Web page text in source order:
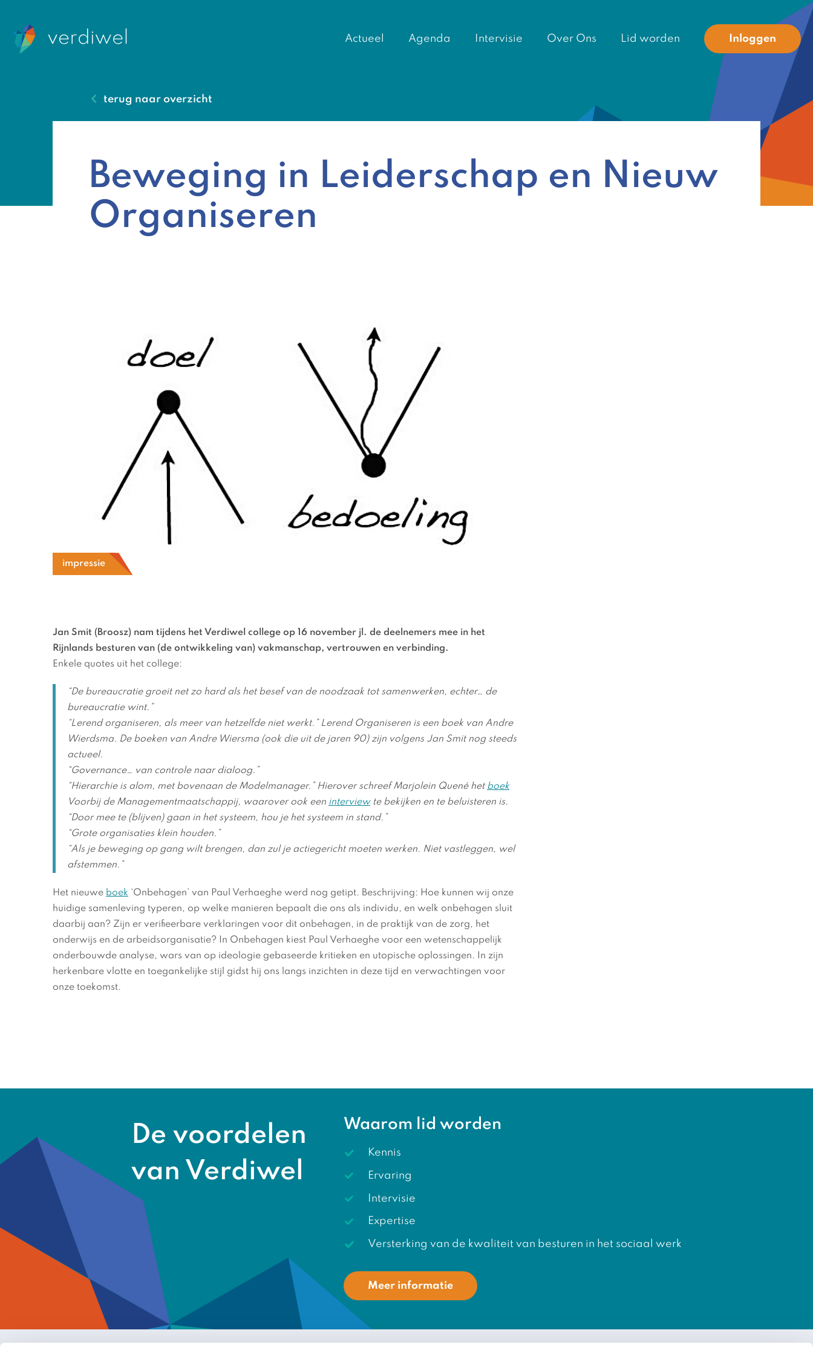
Actueel Agenda Intervisie Over Ons Lid worden Inloggen
terug naar overzicht
Beweging in Leiderschap en Nieuw
Organiseren
impressie
Jan Smit (Broosz) nam tijdens het Verdiwel college op 16 november jl. de deelnemers mee in het
Rijnlands besturen van (de ontwikkeling van) vakmanschap, vertrouwen en verbinding.
Enkele quotes uit het college:
“De bureaucratie groeit net zo hard als het besef van de noodzaak tot samenwerken, echter… de
bureaucratie wint.”
“Lerend organiseren, als meer van hetzelfde niet werkt.” Lerend Organiseren is een boek van Andre
Wierdsma. De boeken van Andre Wiersma (ook die uit de jaren 90) zijn volgens Jan Smit nog steeds
actueel.
“Governance… van controle naar dialoog.”
“Hierarchie is alom, met bovenaan de Modelmanager.” Hierover schreef Marjolein Quené het boek
Voorbij de Managementmaatschappij, waarover ook een interviewte bekijken en te beluisteren is.
“Door mee te (blijven) gaan in het systeem, hou je het systeem in stand.”
“Grote organisaties klein houden.”
“Als je beweging op gang wilt brengen, dan zul je actiegericht moeten werken. Niet vastleggen, wel
afstemmen.”
Het nieuwe boek ‘Onbehagen’ van Paul Verhaeghe werd nog getipt. Beschrijving: Hoe kunnen wij onze
huidige samenleving typeren, op welke manieren bepaalt die ons als individu, en welk onbehagen sluit
daarbij aan? Zijn er verifieerbare verklaringen voor dit onbehagen, in de praktijk van de zorg, het
onderwijs en de arbeidsorganisatie? In Onbehagen kiest Paul Verhaeghe voor een wetenschappelijk
onderbouwde analyse, wars van op ideologie gebaseerde kritieken en utopische oplossingen. In zijn
herkenbare vlotte en toegankelijke stijl gidst hij ons langs inzichten in deze tijd en verwachtingen voor
onze toekomst.
De voordelen
van Verdiwel
Waarom lid worden
Kennis
Ervaring
Intervisie
Expertise
Versterking van de kwaliteit van besturen in het sociaal werk
Meer informatie